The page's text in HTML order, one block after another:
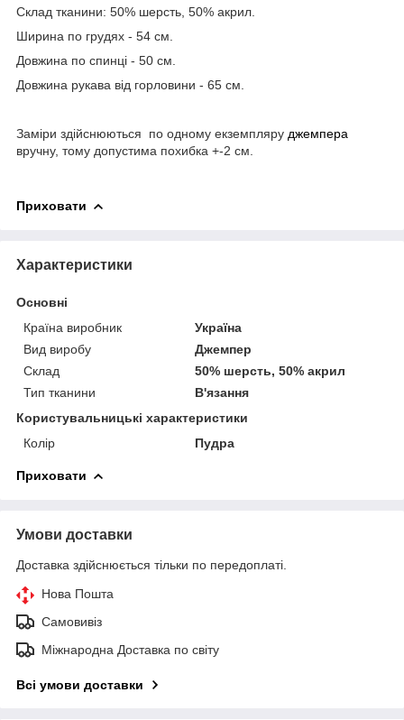
Склад тканини: 50% шерсть, 50% акрил.
Ширина по грудях - 54 см.
Довжина по спинці - 50 см.
Довжина рукава від горловини - 65 см.
Заміри здійснюються по одному екземпляру джемпера
вручну, тому допустима похибка +-2 см.
Приховати
Характеристики
Основні
Країна виробник
Україна
Вид виробу
Джемпер
Склад
50% шерсть, 50% акрил
Тип тканини
В'язання
Користувальницькі характеристики
Колір
Пудра
Приховати
Умови доставки
Доставка здійснюється тільки по передоплаті.
Нова Пошта
Самовивіз
Міжнародна Доставка по світу
Всі умови доставки